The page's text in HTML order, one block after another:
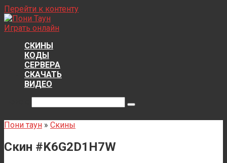
Перейти к контенту
Играть онлайн
СКИНЫ
КОДЫ
СЕРВЕРА
СКАЧАТЬ
ВИДЕО
Пони таун » Скины
Скин #K6G2D1H7W